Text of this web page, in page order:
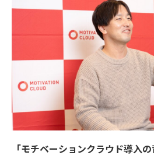
「モチベーションクラウド導入の